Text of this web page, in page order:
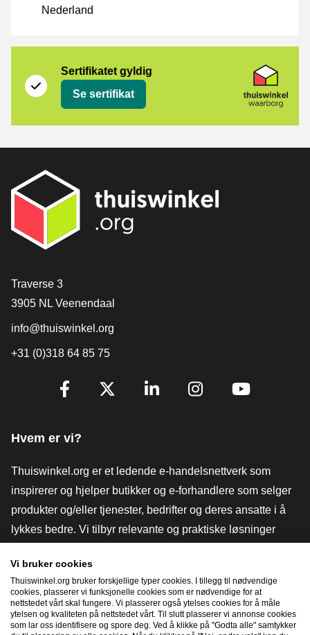
Nederland
Sertifikatet gyldig
Se sertifikat
[_General:Contact]
Traverse 3
3905 NL Veenendaal
info@thuiswinkel.org
+31 (0)318 64 85 75
[_General:SocialMediaTitle]
Hvem er vi?
Thuiswinkel.org er et ledende e-handelsnettverk som
inspirerer og hjelper butikker og e-forhandlere som selger
produkter og/eller tjenester, bedrifter og deres ansatte i å
lykkes bedre. Vi tilbyr relevante og praktiske løsninger
verktøy og råd, advokatvirksomhet, markedsundersøkelser,
og har vår egen utdanningsplattform, Thuiswinkel e-
Academy.
Vi bruker cookies
Thuiswinkel.org bruker forskjellige typer cookies. I tillegg til nødvendige
cookies, plasserer vi funksjonelle cookies som er nødvendige for at
nettstedet vårt skal fungere. Vi plasserer også ytelses cookies for å måle
ytelsen og kvaliteten på nettstedet vårt. Til slutt plasserer vi annonse cookies
som lar oss identifisere og spore deg. Ved å klikke på "Godta alle" samtykker